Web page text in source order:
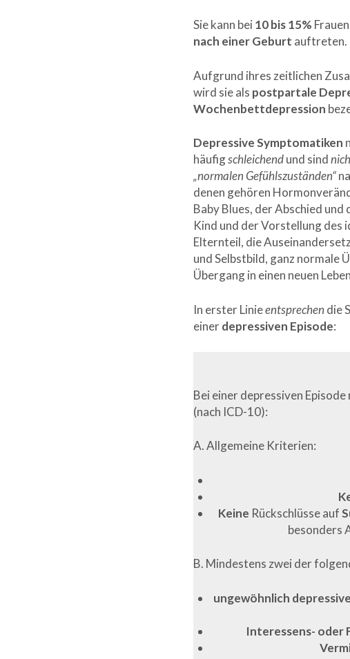
Sie kann bei 10 bis 15%
nach einer Geburt auftreten.
Aufgrund ihres zeitlichen
wird sie als postpartale
Wochenbettdepression
Depressive Symptomatiken
häufigschleichendund sind
„normalen Gefühlszuständen“
denen gehören
Baby Blues, der Abschied
Kind und der Vorstellung des
Elternteil, die
und Selbstbild, ganz normale
Übergang in einen neuen
In erster Linieentsprechen die
einerdepressiven Episode:
Bei einer depressiven
(nach ICD-10):
A. Allgemeine Kriterien:
Keine Rückschlüsse auf
besonders
B. Mindestens zwei der
ungewöhnlich
Interessens- oder